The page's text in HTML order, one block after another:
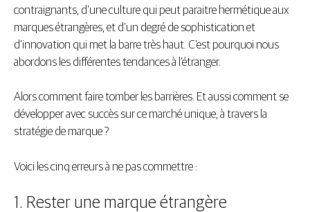
contraignants, d’une culture qui peut paraitre hermétique aux
marques étrangères, et d’un degré de sophistication et
d’innovation qui met la barre très haut. C’est pourquoi nous
abordons les différentes tendances à l’étranger.
Alors comment faire tomber les barrières. Et aussi comment se
développer avec succès sur ce marché unique, à travers la
stratégie de marque ?
Voici les cinq erreurs à ne pas commettre :
1. Rester une marque étrangère